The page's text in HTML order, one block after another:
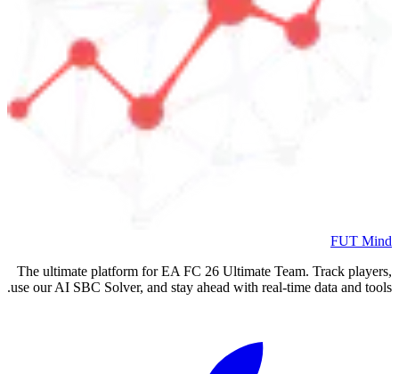
FUT Mind
The ultimate platform for EA FC 26 Ultimate Team. Track players,
use our AI SBC Solver, and stay ahead with real-time data and tools.